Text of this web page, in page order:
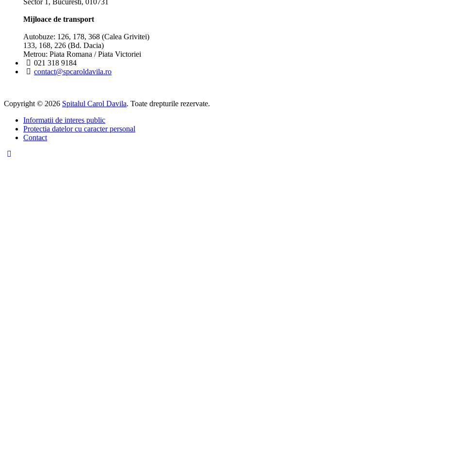
Mijloace de transport
Autobuze: 126, 178, 368 (Calea Grivitei)
133, 168, 226 (Bd. Dacia)
Metrou: Piata Romana / Piata Victoriei
021 318 9184
contact@spcaroldavila.ro
Copyright © 2026 Spitalul Carol Davila. Toate drepturile rezervate.
Informatii de interes public
Protectia datelor cu caracter personal
Contact